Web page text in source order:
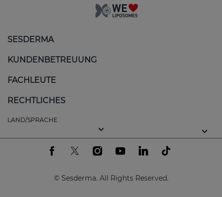
SESDERMA
KUNDENBETREUUNG
FACHLEUTE
RECHTLICHES
LAND/SPRACHE
© Sesderma. All Rights Reserved.